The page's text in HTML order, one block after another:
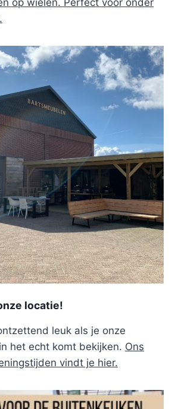
op wielen. Perfect voor onder
locatie!
leuk als je onze
het echt komt bekijken. Ons
vindt je hier.